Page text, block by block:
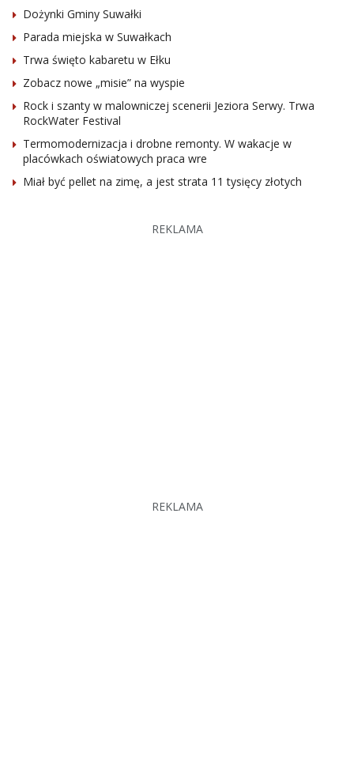
Dożynki Gminy Suwałki
Parada miejska w Suwałkach
Trwa święto kabaretu w Ełku
Zobacz nowe „misie” na wyspie
Rock i szanty w malowniczej scenerii Jeziora Serwy. Trwa
RockWater Festival
Termomodernizacja i drobne remonty. W wakacje w
placówkach oświatowych praca wre
Miał być pellet na zimę, a jest strata 11 tysięcy złotych
REKLAMA
REKLAMA